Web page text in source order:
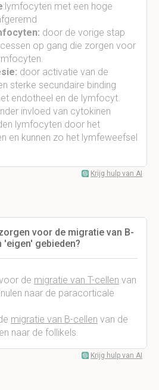
:lymfocyten met een hoge
door de vorige stap
op gang die zorgen voor
door activatie van de
sterke secundaire binding
endotheel en de lymfocyt.
invloed van cytokinen
lymfocyten door het
en kunnen zo het lymfeweefsel
Krijg hulp van AI
voor de migratie van B-
'eigen' gebieden?
de migratie van T-cellen van
naar de paracorticale
migratie van B-cellen van de
naar de follikels.
Krijg hulp van AI